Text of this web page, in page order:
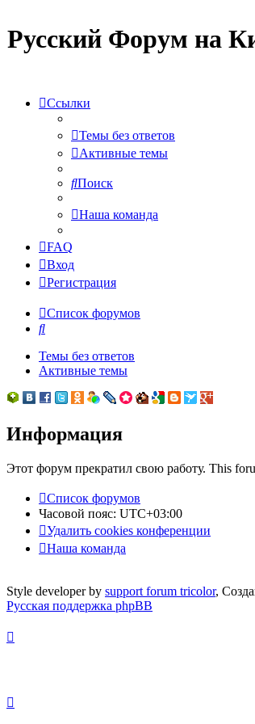
Русский Форум на
Ссылки
Темы без ответов
Активные темы
Поиск
Наша команда
FAQ
Вход
Регистрация
Список форумов
Поиск
Темы без ответов
Активные темы
Информация
Этот форум прекратил свою работу. This
Список форумов
Часовой пояс: UTC+03:00
Удалить cookies конференции
Наша команда
Style developer by support forum tricolor,
Русская поддержка phpBB